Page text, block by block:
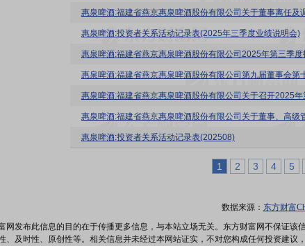
惠泉啤酒:福建省燕京惠泉啤酒股份有限公司关于董事离任及
惠泉啤酒:投资者关系活动记录表(2025年三季度业绩说明会)
惠泉啤酒:福建省燕京惠泉啤酒股份有限公司2025年第三季度
惠泉啤酒:福建省燕京惠泉啤酒股份有限公司第九届董事会第
惠泉啤酒:福建省燕京惠泉啤酒股份有限公司关于召开2025
惠泉啤酒:投资者关系活动记录表(202508)
1 2 3 4 5
数据来源： 东方财富
网发布此信息的目的在于传播更多信息，与本站立场无关。东方财富网不保证
、及时性、原创性等。相关信息并未经过本网站证实，不对您构成任何投资建议